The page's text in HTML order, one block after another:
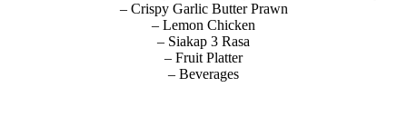
– Crispy Garlic Butter Prawn
– Lemon Chicken
– Siakap 3 Rasa
– Fruit Platter
– Beverages